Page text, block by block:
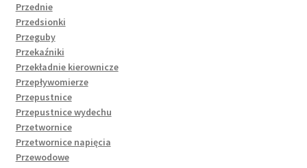
Przednie
Przedsionki
Przeguby
Przekaźniki
Przekładnie kierownicze
Przepływomierze
Przepustnice
Przepustnice wydechu
Przetwornice
Przetwornice napięcia
Przewodowe